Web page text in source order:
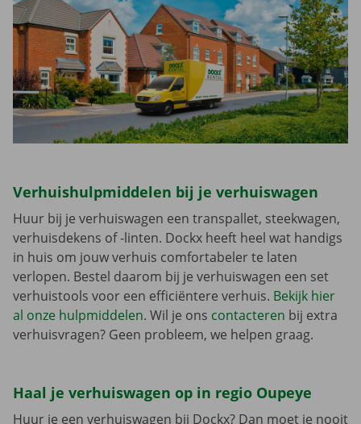
Verhuishulpmiddelen bij je verhuiswagen
Huur bij je verhuiswagen een transpallet, steekwagen,
verhuisdekens of -linten. Dockx heeft heel wat handigs
in huis om jouw verhuis comfortabeler te laten
verlopen. Bestel daarom bij je verhuiswagen een set
verhuistools voor een efficiëntere verhuis. Bekijk hier
al onze hulpmiddelen. Wil je ons contacteren bij extra
verhuisvragen? Geen probleem, we helpen graag.
Haal je verhuiswagen op in regio Oupeye
Huur je een verhuiswagen bij Dockx? Dan moet je nooit